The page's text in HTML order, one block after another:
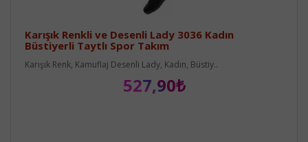
Karışık Renkli ve Desenli Lady 3036 Kadın
Büstiyerli Taytlı Spor Takım
Karışık Renk, Kamuflaj Desenli Lady, Kadın, Büstiy..
527,90₺